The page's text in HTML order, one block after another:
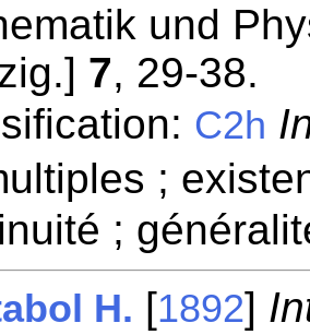
und
7, 29-38.
C2h
;
;
H. [1892]